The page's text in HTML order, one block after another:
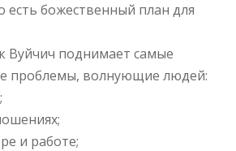
есть божественный план для
Вуйчич поднимает самые
проблемы, волнующие людей:
и работе;